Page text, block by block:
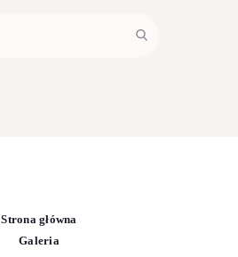
Strona główna
Galeria